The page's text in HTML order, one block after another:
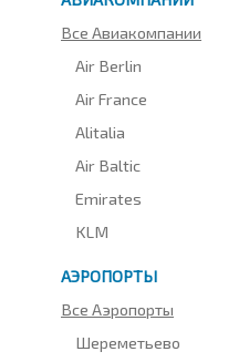
Все Авиакомпании
Air Berlin
Air France
Alitalia
Air Baltic
Emirates
KLM
АЭРОПОРТЫ
Все Аэропорты
Шереметьево